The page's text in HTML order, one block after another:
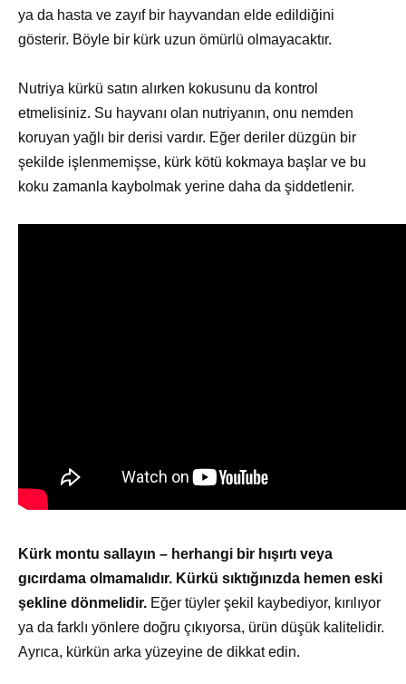
ya da hasta ve zayıf bir hayvandan elde edildiğini
gösterir. Böyle bir kürk uzun ömürlü olmayacaktır.
Nutriya kürkü satın alırken kokusunu da kontrol
etmelisiniz. Su hayvanı olan nutriyanın, onu nemden
koruyan yağlı bir derisi vardır. Eğer deriler düzgün bir
şekilde işlenmemişse, kürk kötü kokmaya başlar ve bu
koku zamanla kaybolmak yerine daha da şiddetlenir.
Kürk montu sallayın – herhangi bir hışırtı veya
gıcırdama olmamalıdır. Kürkü sıktığınızda hemen eski
şekline dönmelidir. Eğer tüyler şekil kaybediyor, kırılıyor
ya da farklı yönlere doğru çıkıyorsa, ürün düşük kalitelidir.
Ayrıca, kürkün arka yüzeyine de dikkat edin.